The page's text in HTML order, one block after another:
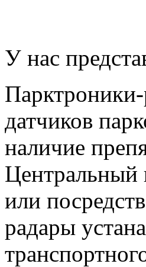
У нас
датчиков
наличие
Центральный
или
радары